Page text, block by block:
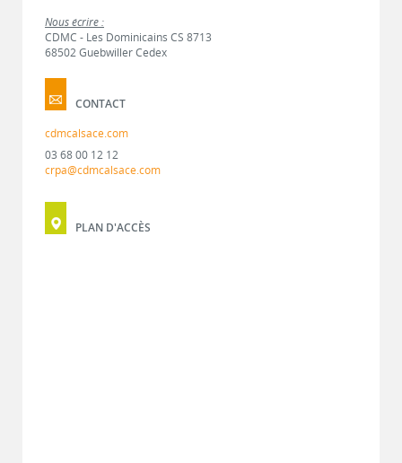
Nous écrire :
CDMC - Les Dominicains CS 8713
68502 Guebwiller Cedex
CONTACT
cdmcalsace.com
03 68 00 12 12
crpa@cdmcalsace.com
PLAN D'ACCÈS